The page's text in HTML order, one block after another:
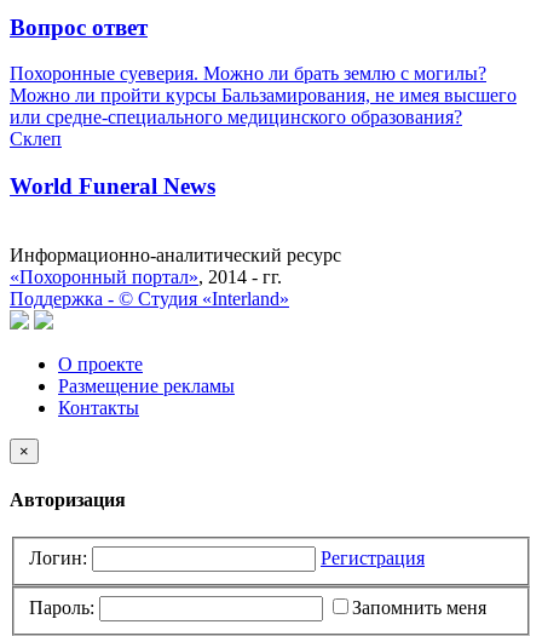
Вопрос ответ
Похоронные суеверия. Можно ли брать землю с могилы?
Можно ли пройти курсы Бальзамирования, не имея высшего
или средне-специального медицинского образования?
Склеп
World Funeral News
Информационно-аналитический ресурс
«Похоронный портал», 2014 - гг.
Поддержка - © Cтудия «Interland»
О проекте
Размещение рекламы
Контакты
×
Авторизация
Логин: Регистрация
Пароль: Запомнить меня